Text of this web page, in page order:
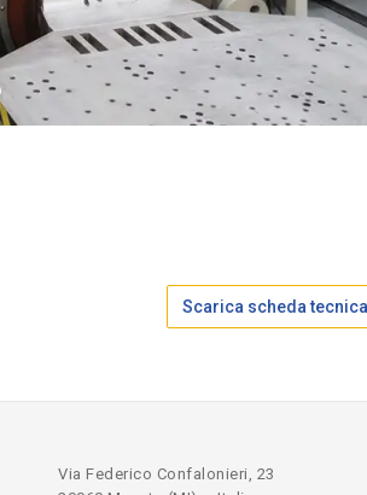
Scarica scheda tecnica
Via Federico Confalonieri, 23